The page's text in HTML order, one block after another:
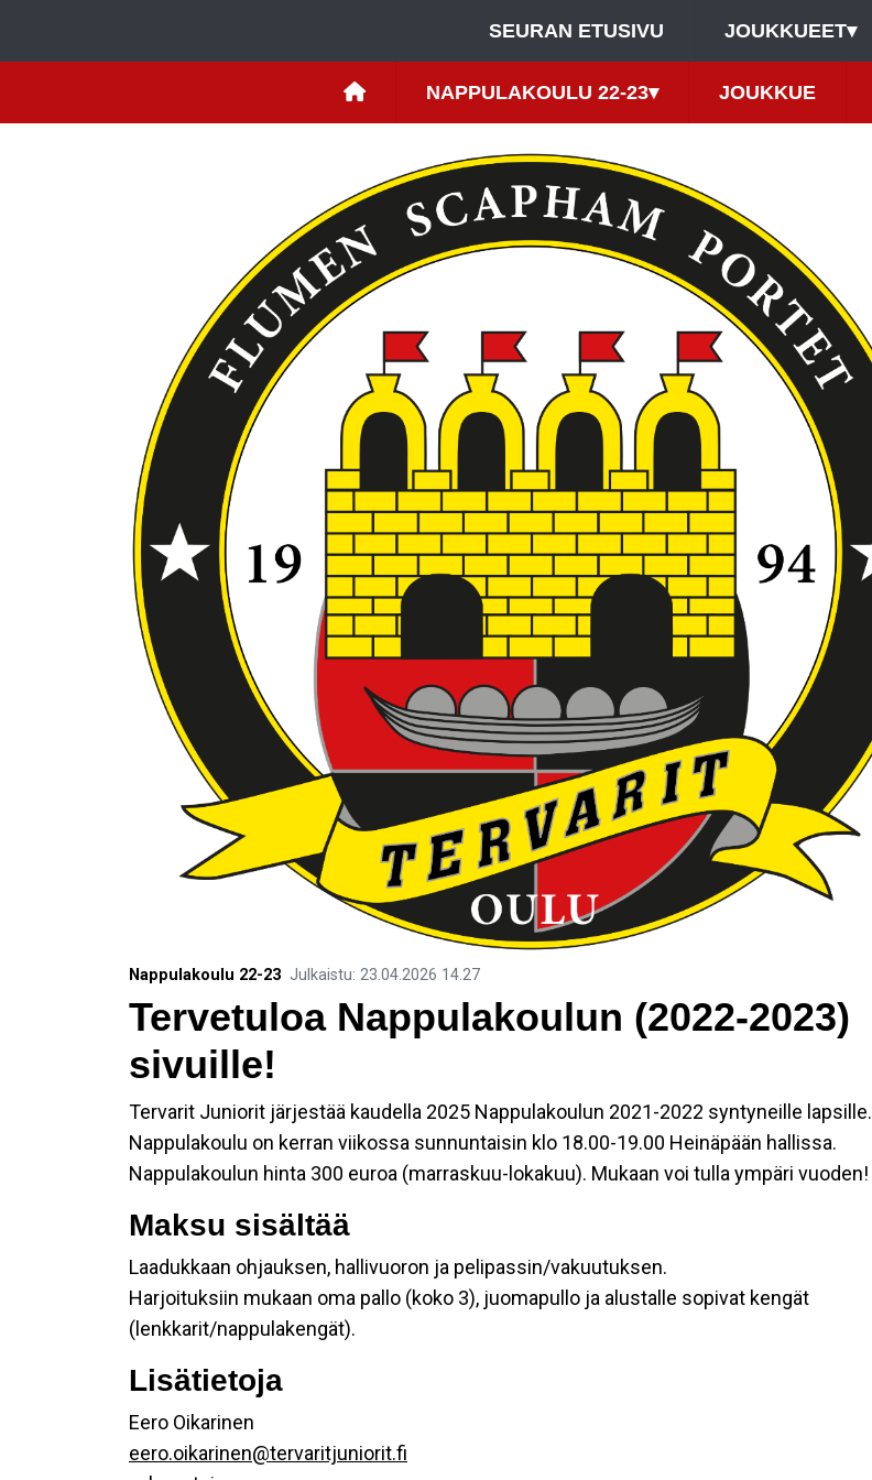
SEURAN ETUSIVU JOUKKUEET▾
NAPPULAKOULU 22-23▾ JOUKKUE
Nappulakoulu 22-23 Julkaistu: 23.04.2026 14.27
Tervetuloa Nappulakoulun (2022-2023)
sivuille!
Tervarit Juniorit järjestää kaudella 2025 Nappulakoulun 2021-2022 syntyneille lapsille.
Nappulakoulu on kerran viikossa sunnuntaisin klo 18.00-19.00 Heinäpään hallissa.
Nappulakoulun hinta 300 euroa (marraskuu-lokakuu). Mukaan voi tulla ympäri vuoden!
Maksu sisältää
Laadukkaan ohjauksen, hallivuoron ja pelipassin/vakuutuksen.
Harjoituksiin mukaan oma pallo (koko 3), juomapullo ja alustalle sopivat kengät
(lenkkarit/nappulakengät).
Lisätietoja
Eero Oikarinen
eero.oikarinen@tervaritjuniorit.fi